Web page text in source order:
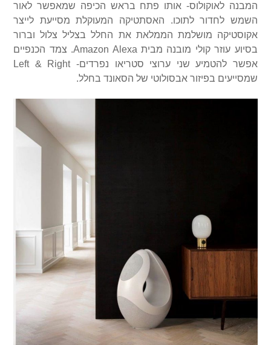
המבנה לאוקולוס- אותו פתח בראש הכיפה שמאפשר לאור
השמש לחדור לתוכו. האסתטיקה המעוקלת מסייעת לייצר
אקוסטיקה מושלמת הממלאת את החלל בצליל צלול וברור
בסיוע עוזר קולי מובנה מבית Amazon Alexa. צמד הכנפיים
אפשר להטמיע שני ערוצי סטריאו נפרדים-Left & Right
שמסייעים בפיזור אבסולוטי של הסאונד בחלל.